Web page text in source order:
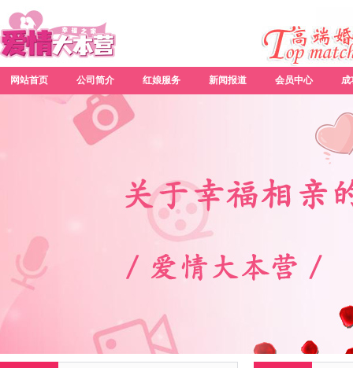
网站首页 公司简介 红娘服务 新闻报道 会员中心 成